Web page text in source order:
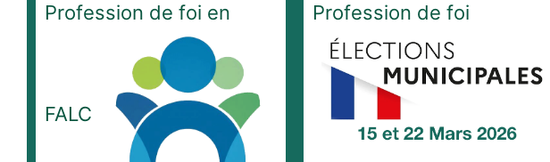
Profession de foi en
FALC
Profession de foi